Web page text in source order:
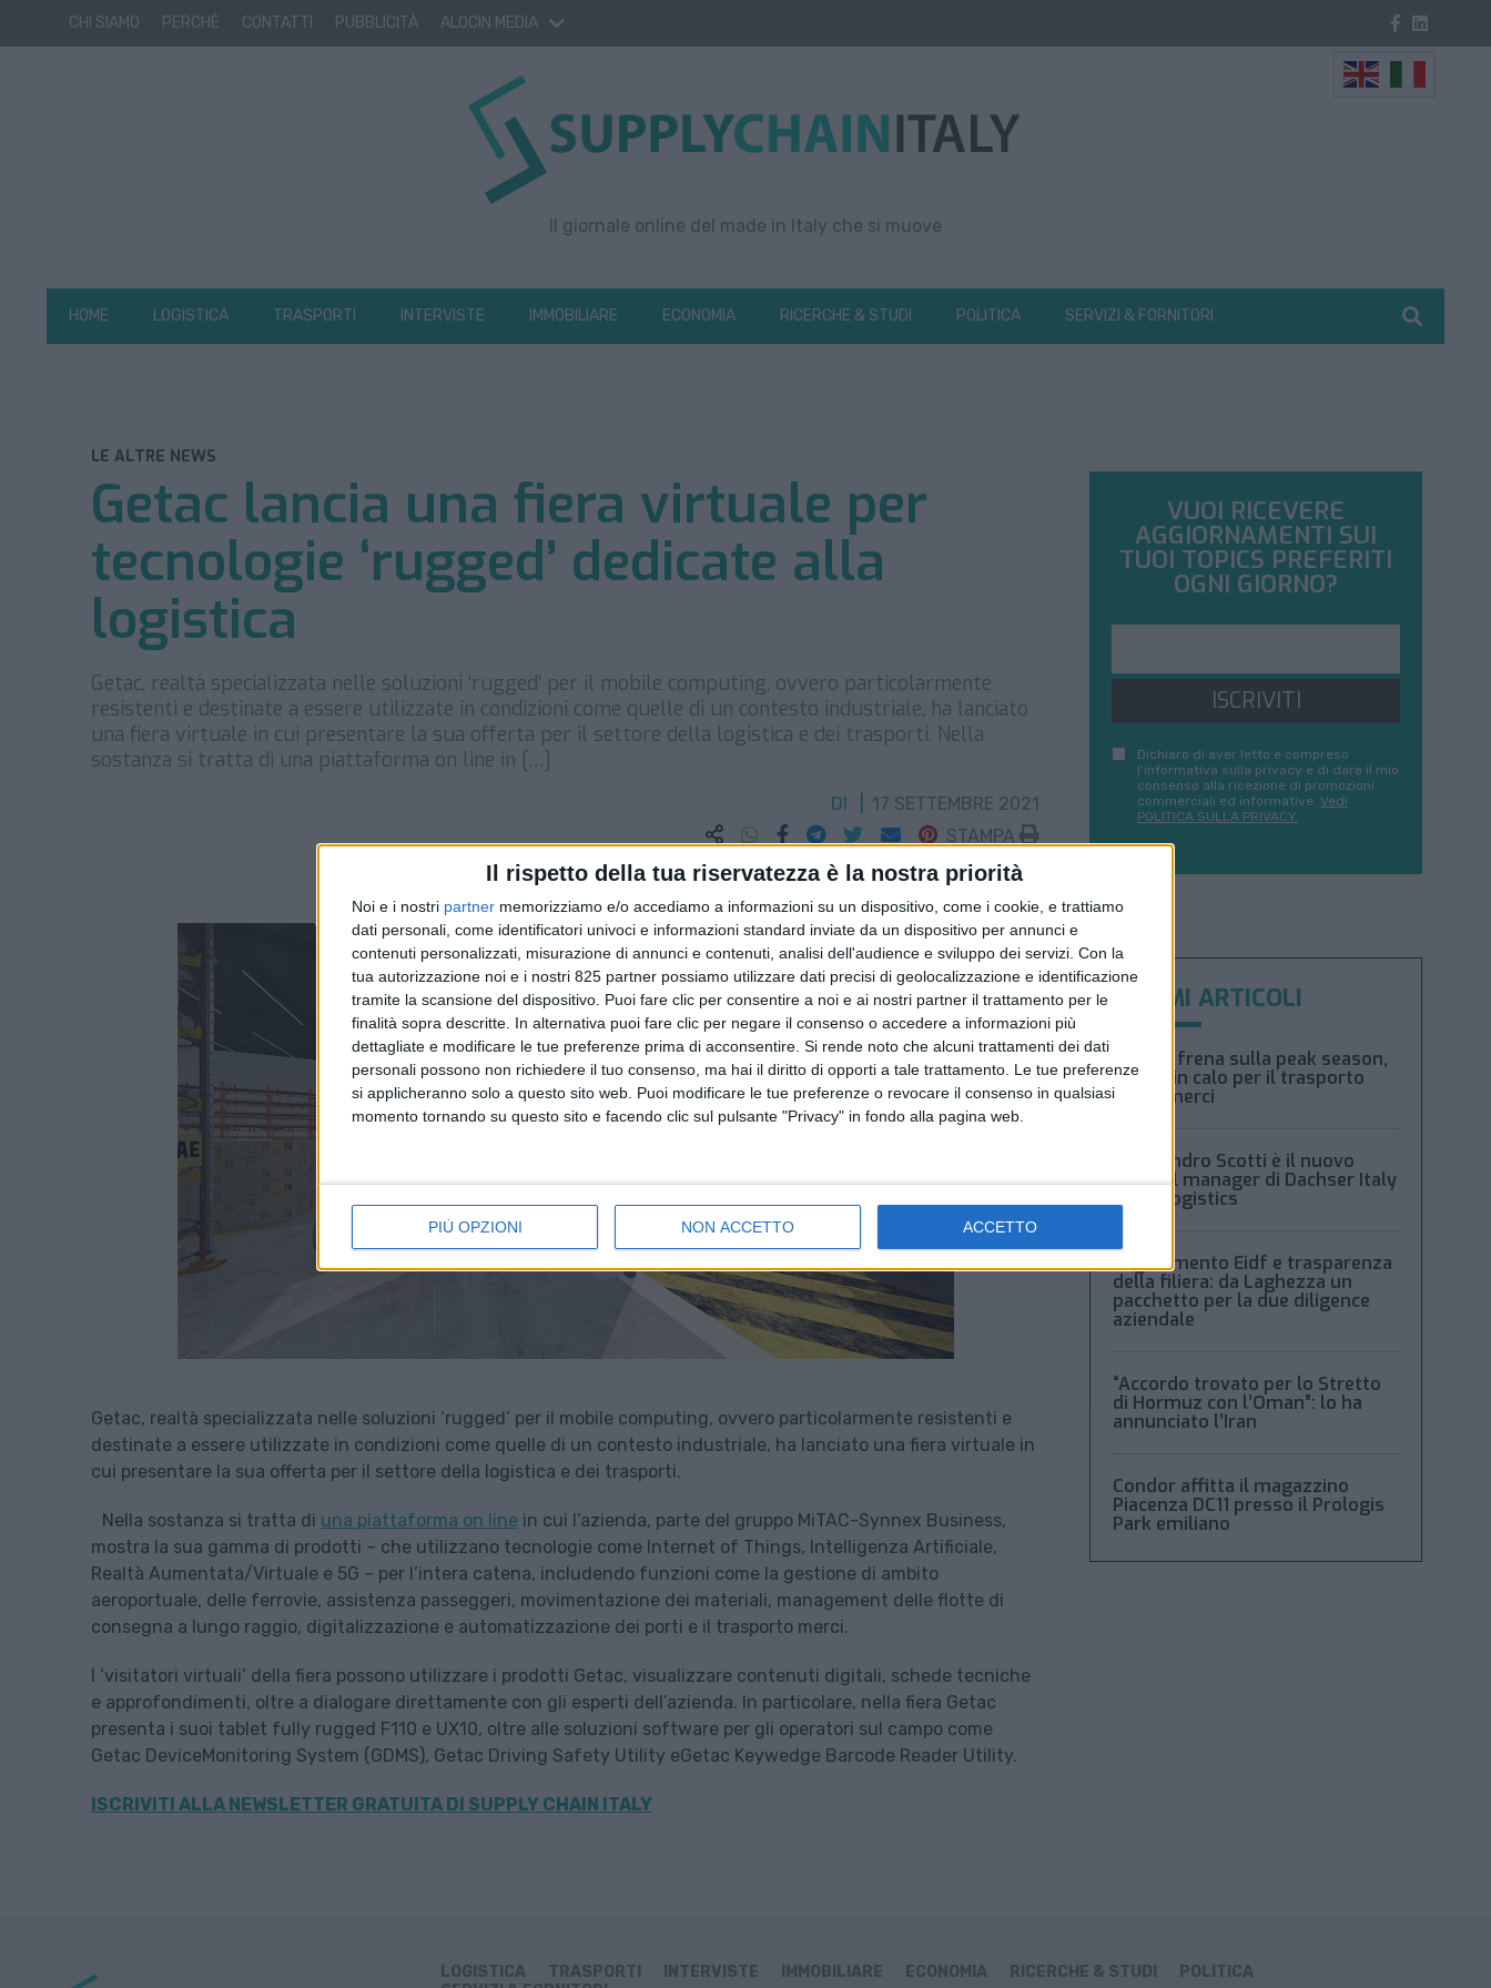
Il rispetto della tua riservatezza è la nostra priorità
Noi e i nostri partner memorizziamo e/o accediamo a informazioni su un dispositivo, come i cookie, e trattiamo
dati personali, come identificatori univoci e informazioni standard inviate da un dispositivo per annunci e
contenuti personalizzati, misurazione di annunci e contenuti, analisi dell'audience e sviluppo dei servizi. Con la
tua autorizzazione noi e i nostri 825 partner possiamo utilizzare dati precisi di geolocalizzazione e identificazione
tramite la scansione del dispositivo. Puoi fare clic per consentire a noi e ai nostri partner il trattamento per le
finalità sopra descritte. In alternativa puoi fare clic per negare il consenso o accedere a informazioni più
dettagliate e modificare le tue preferenze prima di acconsentire. Si rende noto che alcuni trattamenti dei dati
personali possono non richiedere il tuo consenso, ma hai il diritto di opporti a tale trattamento. Le tue preferenze
si applicheranno solo a questo sito web. Puoi modificare le tue preferenze o revocare il consenso in qualsiasi
momento tornando su questo sito e facendo clic sul pulsante "Privacy" in fondo alla pagina web.
PIÙ OPZIONI NON ACCETTO ACCETTO
CHI SIAMO PERCHÈ CONTATTI PUBBLICITÀ ALOCIN MEDIA
Il giornale online del made in Italy che si muove
HOME LOGISTICA TRASPORTI INTERVISTE IMMOBILIARE ECONOMIA RICERCHE & STUDI POLITICA SERVIZI & FORNITORI
LE ALTRE NEWS
Getac lancia una fiera virtuale per
tecnologie ‘rugged’ dedicate alla
logistica
Getac, realtà specializzata nelle soluzioni ‘rugged’ per il mobile computing, ovvero particolarmente
resistenti e destinate a essere utilizzate in condizioni come quelle di un contesto industriale, ha lanciato
una fiera virtuale in cui presentare la sua offerta per il settore della logistica e dei trasporti. Nella
sostanza si tratta di una piattaforma on line in […]
DI
17 SETTEMBRE 2021
STAMPA
Getac, realtà specializzata nelle soluzioni ‘rugged’ per il mobile computing, ovvero particolarmente resistenti e
destinate a essere utilizzate in condizioni come quelle di un contesto industriale, ha lanciato una fiera virtuale in
cui presentare la sua offerta per il settore della logistica e dei trasporti.
Nella sostanza si tratta di una piattaforma on line in cui l’azienda, parte del gruppo MiTAC-Synnex Business,
mostra la sua gamma di prodotti – che utilizzano tecnologie come Internet of Things, Intelligenza Artificiale,
Realtà Aumentata/Virtuale e 5G – per l’intera catena, includendo funzioni come la gestione di ambito
aeroportuale, delle ferrovie, assistenza passeggeri, movimentazione dei materiali, management delle flotte di
consegna a lungo raggio, digitalizzazione e automatizzazione dei porti e il trasporto merci.
I ‘visitatori virtuali’ della fiera possono utilizzare i prodotti Getac, visualizzare contenuti digitali, schede tecniche
e approfondimenti, oltre a dialogare direttamente con gli esperti dell’azienda. In particolare, nella fiera Getac
presenta i suoi tablet fully rugged F110 e UX10, oltre alle soluzioni software per gli operatori sul campo come
Getac DeviceMonitoring System (GDMS), Getac Driving Safety Utility eGetac Keywedge Barcode Reader Utility.
ISCRIVITI ALLA NEWSLETTER GRATUITA DI SUPPLY CHAIN ITALY
VUOI RICEVERE
AGGIORNAMENTI SUI
TUOI TOPICS PREFERITI
OGNI GIORNO?
ISCRIVITI
Dichiaro di aver letto e compreso
l'informativa sulla privacy e di dare il mio
consenso alla ricezione di promozioni
commerciali ed informative. Vedi
POLITICA SULLA PRIVACY.
ULTIMI ARTICOLI
Xeneta frena sulla peak season,
tariffe in calo per il trasporto
aereo merci
Alessandro Scotti è il nuovo
general manager di Dachser Italy
Food Logistics
Regolamento Eidf e trasparenza
della filiera: da Laghezza un
pacchetto per la due diligence
aziendale
“Accordo trovato per lo Stretto
di Hormuz con l’Oman”: lo ha
annunciato l’Iran
Condor affitta il magazzino
Piacenza DC11 presso il Prologis
Park emiliano
LOGISTICA TRASPORTI INTERVISTE IMMOBILIARE ECONOMIA RICERCHE & STUDI
POLITICA